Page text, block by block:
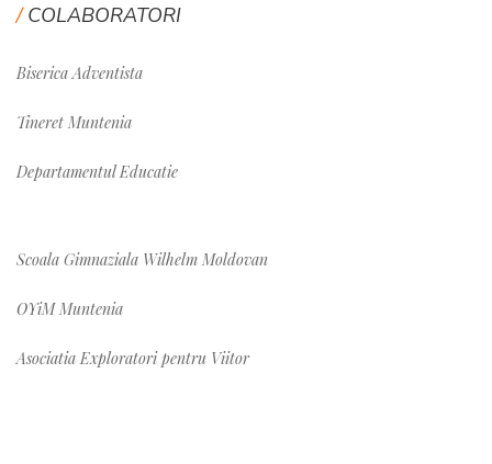
COLABORATORI
Biserica Adventista
Tineret Muntenia
Departamentul Educatie
Scoala Gimnaziala Wilhelm Moldovan
OYiM Muntenia
Asociatia Exploratori pentru Viitor